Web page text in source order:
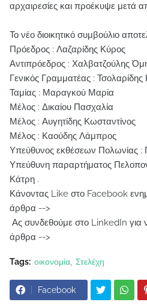
αρχαιρεσίες και προέκυψε μετά
Το νέο διοικητικό συμβούλιο
Πρόεδρος : Λαζαρίδης Κύρος
Αντιπρόεδρος : Χαλβατζούλης
Γενικός Γραμματέας : Τσολαρίδης
Ταμίας : Μαραγκού Μαρία
Μέλος : Δικαίου Πασχαλία
Μέλος : Αυγητίδης Κωσταντίνος
Μέλος : Καούδης Λάμπρος
Υπεύθυνος εκθέσεων Πολωνίας
Υπεύθυνη παραρτήματος
Κάτρη .
Κάνοντας Like στο Facebook
άρθρα -->
Ας συνδεθούμε στο LinkedIn για
άρθρα -->
Tags: οικονομία Στελέχη
Facebook